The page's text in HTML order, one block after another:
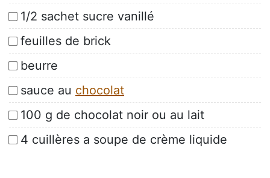
1/2 sachet sucre vanillé
feuilles de brick
beurre
sauce au chocolat
100 g de chocolat noir ou au lait
4 cuillères a soupe de crème liquide